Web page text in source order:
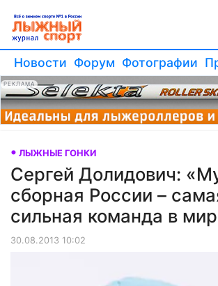
Новости Форум Фотографии
РЕКЛАМА
ЛЫЖНЫЕ ГОНКИ
Сергей Долидович:
сборная России –
сильная команда в
30.08.2013 10:02